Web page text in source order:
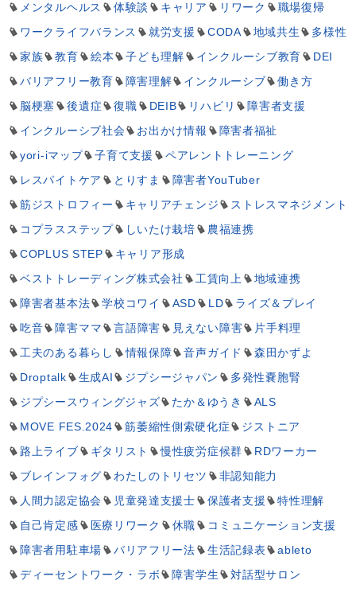
メンタルヘルス
体験談 キャリア リワーク
職場復帰
ワークライフバランス
就労支援 CODA 地域共生
多様性
家族
教育 絵本 子ども理解 インクルーシブ教育
DEI
バリアフリー教育
障害理解 インクルーシブ
働き方
脳梗塞
後遺症 復職 DEIB リハビリ
障害者支援
インクルーシブ社会
お出かけ情報
障害者福祉
yori-iマップ
子育て支援
ペアレントトレーニング
レスパイトケア
とりすま
障害者YouTuber
筋ジストロフィー
キャリアチェンジ
ストレスマネジメント
コプラスステップ
しいたけ栽培
農福連携
COPLUS STEP
キャリア形成
ベストトレーディング株式会社
工賃向上
地域連携
障害者基本法
学校コワイ ASD LD
ライズ＆プレイ
吃音
障害ママ 言語障害 見えない障害
片手料理
工夫のある暮らし
情報保障 音声ガイド
森田かずよ
Droptalk
生成AI ジプシージャパン
多発性嚢胞腎
ジプシースウィングジャズ
たか＆ゆうき
ALS
MOVE FES.2024
筋萎縮性側索硬化症
ジストニア
路上ライブ
ギタリスト 慢性疲労症候群
RDワーカー
ブレインフォグ
わたしのトリセツ
非認知能力
人間力認定協会
児童発達支援士 保護者支援
特性理解
自己肯定感
医療リワーク 休職
コミュニケーション支援
障害者用駐車場
バリアフリー法 生活記録表
ableto
ディーセントワーク・ラボ
障害学生
対話型サロン